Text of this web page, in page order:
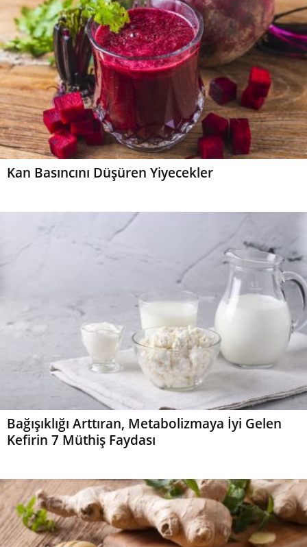
Kan Basıncını Düşüren Yiyecekler
Bağışıklığı Arttıran, Metabolizmaya İyi Gelen
Kefirin 7 Müthiş Faydası